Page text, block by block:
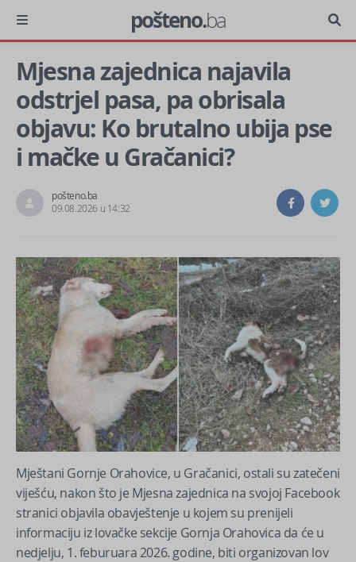
pošteno.ba
Mjesna zajednica najavila
odstrjel pasa, pa obrisala
objavu: Ko brutalno ubija pse
i mačke u Gračanici?
pošteno.ba
09.08.2026 u 14:32
Mještani Gornje Orahovice, u Gračanici, ostali su zatečeni
viješću, nakon što je Mjesna zajednica na svojoj Facebook
stranici objavila obavještenje u kojem su prenijeli
informaciju iz lovačke sekcije Gornja Orahovica da će u
nedjelju, 1. feburuara 2026. godine, biti organizovan lov